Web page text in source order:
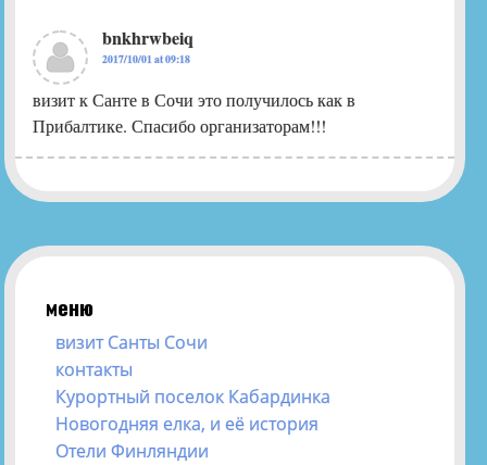
bnkhrwbeiq
2017/10/01 at 09:18
визит к Санте в Сочи это получилось как в
Прибалтике. Спасибо организаторам!!!
меню
визит Санты Сочи
контакты
Курортный поселок Кабардинка
Новогодняя елка, и её история
Отели Финляндии